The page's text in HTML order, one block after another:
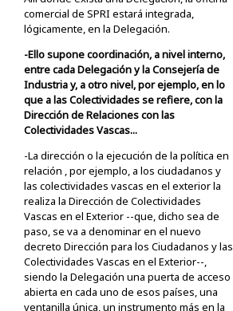
comercial de SPRI estará integrada,
lógicamente, en la Delegación.
-Ello supone coordinación, a nivel interno,
entre cada Delegación y la Consejería de
Industria y, a otro nivel, por ejemplo, en lo
que a las Colectividades se refiere, con la
Dirección de Relaciones con las
Colectividades Vascas...
-La dirección o la ejecución de la política en
relación , por ejemplo, a los ciudadanos y
las colectividades vascas en el exterior la
realiza la Dirección de Colectividades
Vascas en el Exterior --que, dicho sea de
paso, se va a denominar en el nuevo
decreto Dirección para los Ciudadanos y las
Colectividades Vascas en el Exterior--,
siendo la Delegación una puerta de acceso
abierta en cada uno de esos países, una
ventanilla única, un instrumento más en la